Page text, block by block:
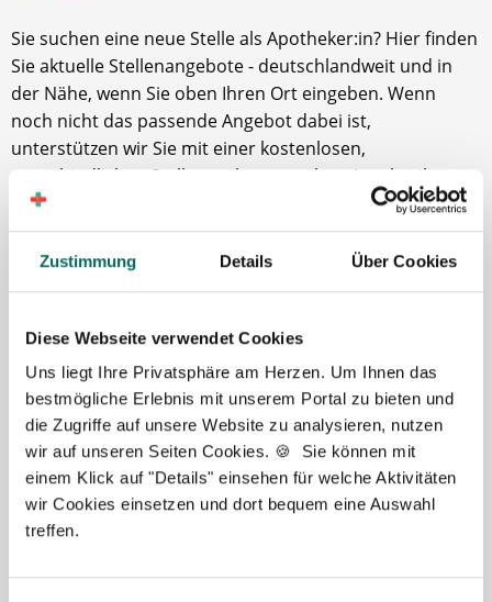
Zustimmung Details Über Cookies
Diese Webseite verwendet Cookies
Uns liegt Ihre Privatsphäre am Herzen. Um Ihnen das
bestmögliche Erlebnis mit unserem Portal zu bieten und
die Zugriffe auf unsere Website zu analysieren, nutzen
wir auf unseren Seiten Cookies. 🍪 Sie können mit
einem Klick auf "Details" einsehen für welche Aktivitäten
wir Cookies einsetzen und dort bequem eine Auswahl
treffen.
Sie suchen eine neue Stelle als Apotheker:in? Hier finden
Sie aktuelle Stellenangebote - deutschlandweit und in
der Nähe, wenn Sie oben Ihren Ort eingeben. Wenn
noch nicht das passende Angebot dabei ist,
unterstützen wir Sie mit einer kostenlosen,
unverbindlichen Stellensuche ganz ohne Anschreiben.
Vollzeit- oder Teilzeitstellen in öffentlichen Apotheken
Vermittlung passend zu Ort, Arbeitszeit und
Aufgabenprofil
Jetzt zur kostenlosen Stellenanfrage
für Apotheker
Stellenangebote für Apotheker –
So funktioniert die Vermittlung